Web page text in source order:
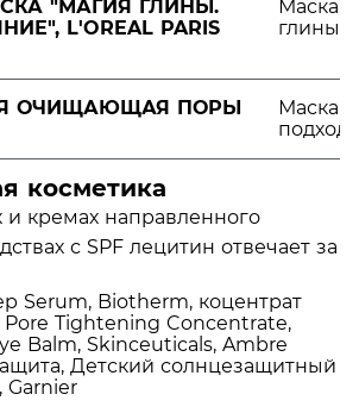
"МАГИЯ ГЛИНЫ.
L'OREAL PARIS
Маска
глины
ОЧИЩАЮЩАЯ ПОРЫ
Маска
косметика
и кремах направленного
с SPF лецитин отвечает за